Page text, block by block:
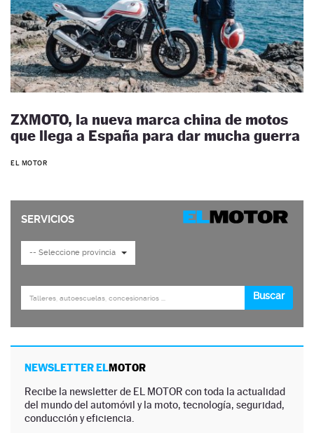
ZXMOTO, la nueva marca china de motos
que llega a España para dar mucha guerra
EL MOTOR
NEWSLETTER ELMOTOR
Recibe la newsletter de EL MOTOR con toda la actualidad
del mundo del automóvil y la moto, tecnología, seguridad,
conducción y eficiencia.